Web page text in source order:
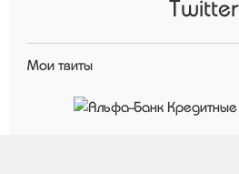
Twitter
Мои твиты